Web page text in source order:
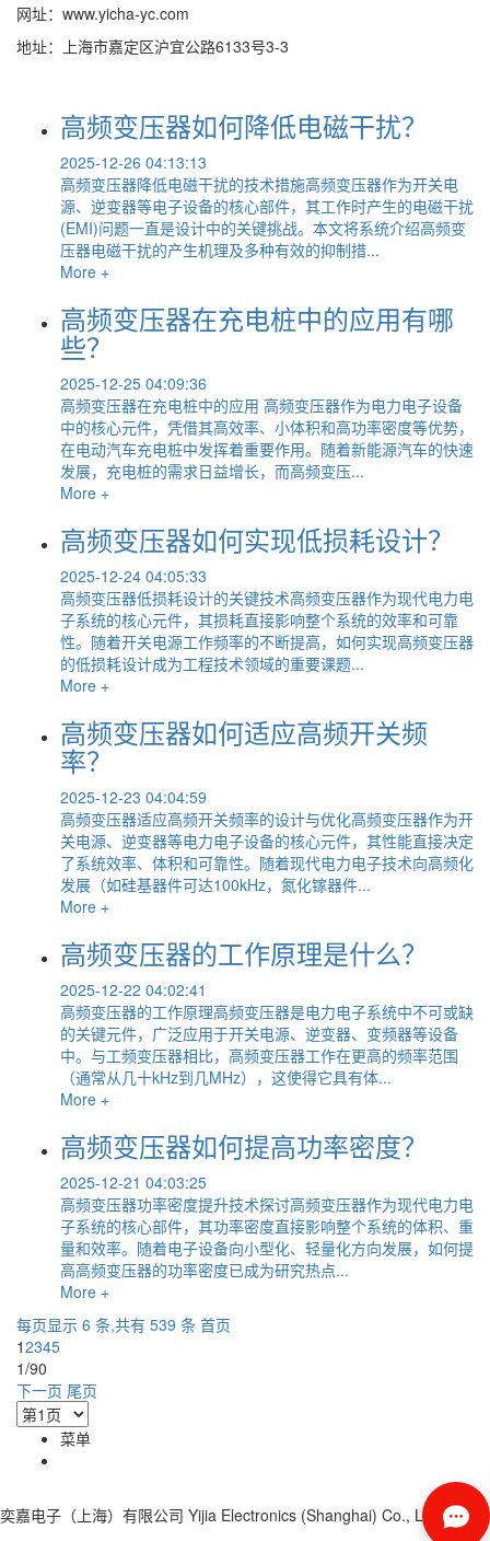
网址：www.yicha-yc.com
地址：上海市嘉定区沪宜公路6133号3-3
高频变压器如何降低电磁干扰？
2025-12-26 04:13:13
高频变压器降低电磁干扰的技术措施高频变压器作为开关电
源、逆变器等电子设备的核心部件，其工作时产生的电磁干扰
(EMI)问题一直是设计中的关键挑战。本文将系统介绍高频变
压器电磁干扰的产生机理及多种有效的抑制措...
More +
高频变压器在充电桩中的应用有哪
些？
2025-12-25 04:09:36
高频变压器在充电桩中的应用 高频变压器作为电力电子设备
中的核心元件，凭借其高效率、小体积和高功率密度等优势，
在电动汽车充电桩中发挥着重要作用。随着新能源汽车的快速
发展，充电桩的需求日益增长，而高频变压...
More +
高频变压器如何实现低损耗设计？
2025-12-24 04:05:33
高频变压器低损耗设计的关键技术高频变压器作为现代电力电
子系统的核心元件，其损耗直接影响整个系统的效率和可靠
性。随着开关电源工作频率的不断提高，如何实现高频变压器
的低损耗设计成为工程技术领域的重要课题...
More +
高频变压器如何适应高频开关频
率？
2025-12-23 04:04:59
高频变压器适应高频开关频率的设计与优化高频变压器作为开
关电源、逆变器等电力电子设备的核心元件，其性能直接决定
了系统效率、体积和可靠性。随着现代电力电子技术向高频化
发展（如硅基器件可达100kHz，氮化镓器件...
More +
高频变压器的工作原理是什么？
2025-12-22 04:02:41
高频变压器的工作原理高频变压器是电力电子系统中不可或缺
的关键元件，广泛应用于开关电源、逆变器、变频器等设备
中。与工频变压器相比，高频变压器工作在更高的频率范围
（通常从几十kHz到几MHz），这使得它具有体...
More +
高频变压器如何提高功率密度？
2025-12-21 04:03:25
高频变压器功率密度提升技术探讨高频变压器作为现代电力电
子系统的核心部件，其功率密度直接影响整个系统的体积、重
量和效率。随着电子设备向小型化、轻量化方向发展，如何提
高高频变压器的功率密度已成为研究热点...
More +
每页显示 6 条,共有 539 条 首页
12345
1/90
下一页 尾页
菜单
奕嘉电子（上海）有限公司 Yijia Electronics (Shanghai) Co., Ltd